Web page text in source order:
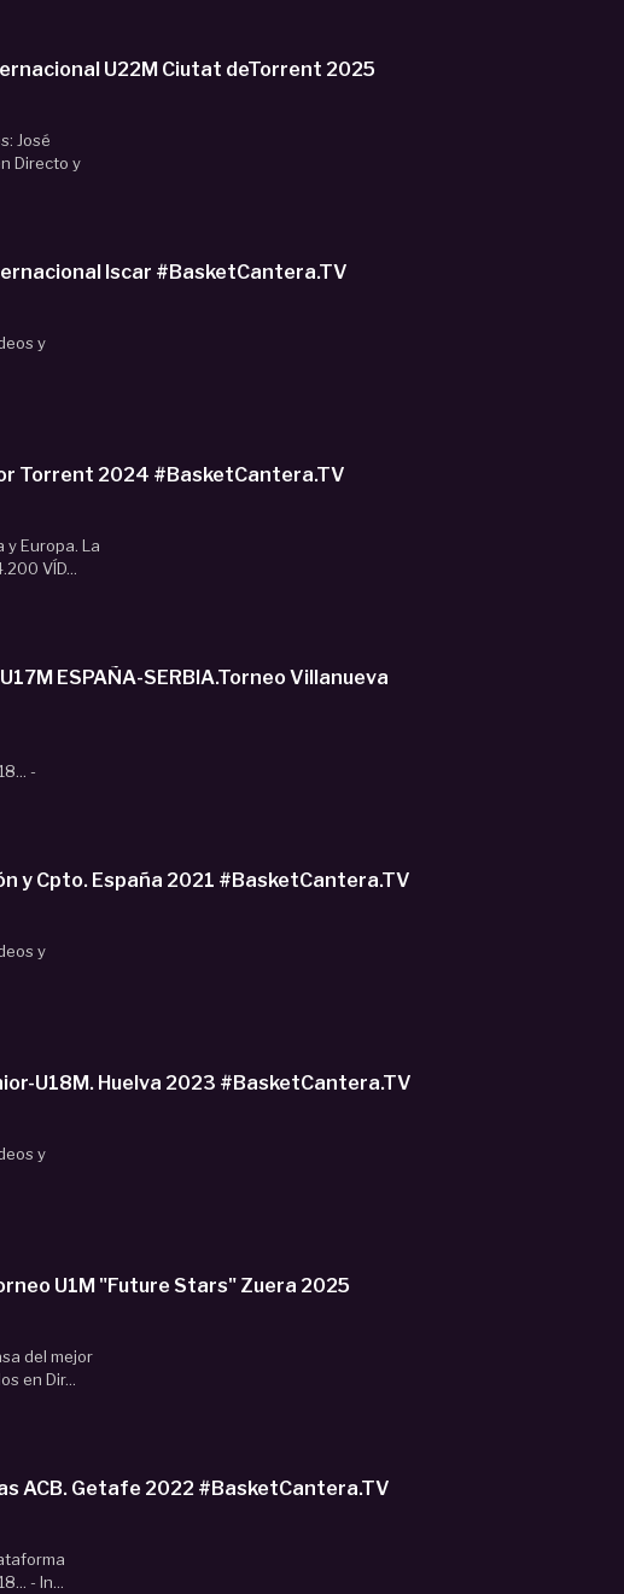
U22M Ciutat deTorrent 2025
José
Directo y
Internacional Iscar #BasketCantera.TV
y
ACHILLE LONATI (Italia '07) 1.92m. U18 Olimpia Milano. Torneo Junior Torrent 2024 #BasketCantera.TV
Europa. La
VÍD...
ESPAÑA-SERBIA.Torneo Villanueva
-
y Cpto. España 2021 #BasketCantera.TV
y
U18M. Huelva 2023 #BasketCantera.TV
y
Torneo U1M "Future Stars" Zuera 2025
del mejor
en Dir...
ACB. Getafe 2022 #BasketCantera.TV
- In...